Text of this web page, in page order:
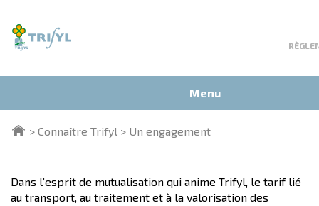
contenu
Menu
Connaître Trifyl Un engagement
Dans l’esprit de mutualisation qui anime Trifyl, le tarif lié
au transport, au traitement et à la valorisation des